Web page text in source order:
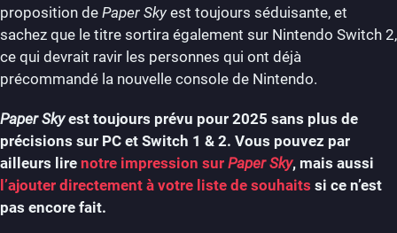
proposition de Paper Sky est toujours séduisante, et
sachez que le titre sortira également sur Nintendo Switch 2,
ce qui devrait ravir les personnes qui ont déjà
précommandé la nouvelle console de Nintendo.
Paper Skyest toujours prévu pour 2025 sans plus de
précisions sur PC et Switch 1 & 2. Vous pouvez par
ailleurs lire notre impression sur Paper Sky, mais aussi
l’ajouter directement à votre liste de souhaits si ce n’est
pas encore fait.